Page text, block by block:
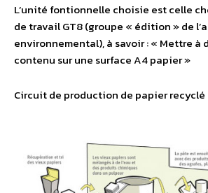
L’unité fontionnelle choisie est celle
de travail GT8 (groupe « édition » de
environnemental), à savoir : « Mettre à
contenu sur une surface A4 papier »
Circuit de production de papier recyclé